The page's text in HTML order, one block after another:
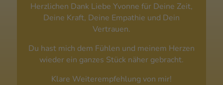
Herzlichen Dank Liebe Yvonne für Deine Zeit,
Deine Kraft, Deine Empathie und Dein
Vertrauen.
Du hast mich dem Fühlen und meinem Herzen
wieder ein ganzes Stück näher gebracht.
Klare Weiterempfehlung von mir!